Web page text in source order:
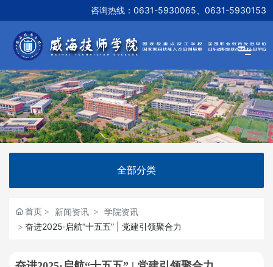
咨询热线： 0631-5930065、0631-5930153
网站首页
学院概况
全部分类
首页 新闻资讯
学院资讯
奋进2025·启航“十五五” | 党建引领聚合力